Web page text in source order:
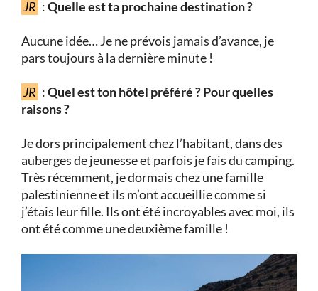
JR :Quelle est ta prochaine destination ?
Aucune idée… Je ne prévois jamais d’avance, je
pars toujours à la dernière minute !
JR :Quel est ton hôtel préféré ? Pour quelles
raisons ?
Je dors principalement chez l’habitant, dans des
auberges de jeunesse et parfois je fais du camping.
Très récemment, je dormais chez une famille
palestinienne et ils m’ont accueillie comme si
j’étais leur fille. Ils ont été incroyables avec moi, ils
ont été comme une deuxième famille !